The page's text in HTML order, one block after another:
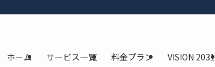
ホーム サービス一覧 料金プラン VISION 2031